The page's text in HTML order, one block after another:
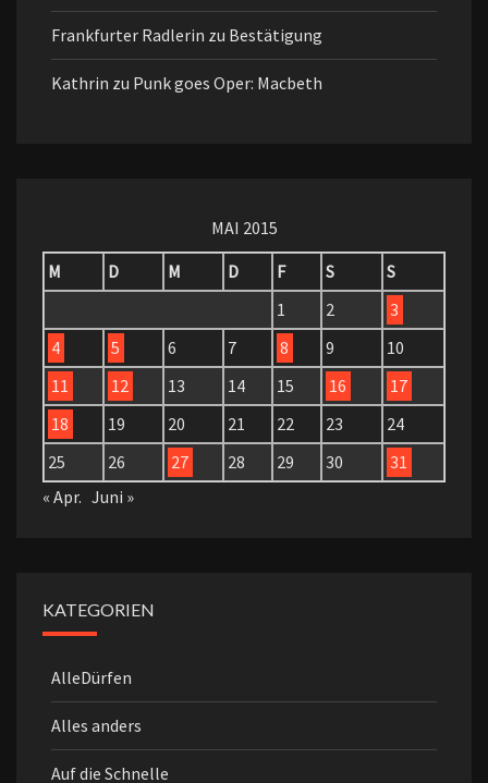
Frankfurter Radlerin zu Bestätigung
Kathrin zu Punk goes Oper: Macbeth
MAI 2015
M
D M D F S
S
1
2
3
4
5 6 7 8 9
10
11
12 13 14 15 16
17
18
19 20 21 22 23
24
25
26 27 28 29 30
31
« Apr. Juni »
KATEGORIEN
AlleDürfen
Alles anders
Auf die Schnelle